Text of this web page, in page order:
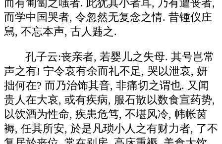
而有匍匐之嗤者. 此犹其小者耳, 乃有遭丧者,
而学中国哭者, 令忽然无复念之情. 昔锺仪庄
舃, 不忘本声, 古人韪之.
孔子云:丧亲者, 若婴儿之失母. 其号岂常
声之有! 宁令哀有余而礼不足, 哭以泄哀, 妍
拙何在? 而乃治饰其音, 非痛切之谓也. 又闻
贵人在大哀, 或有疾病, 服石散以数食宣药势,
以饮酒为性命, 疾患危笃, 不堪风冷, 帏帐茵
褥, 任其所安, 於是凡琐小人之有财力者, 了不